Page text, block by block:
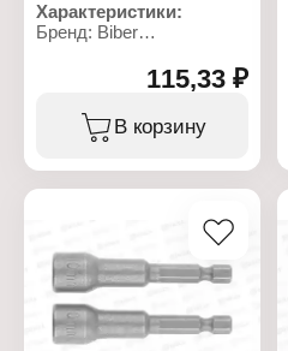
Характеристики:
Бренд: Biber
Тип товара: Бита
Конструкция: с торцевой
головкой
Назначение: кровельная
Количество в упаковке: 2
шт
115,33 ₽
В корзину